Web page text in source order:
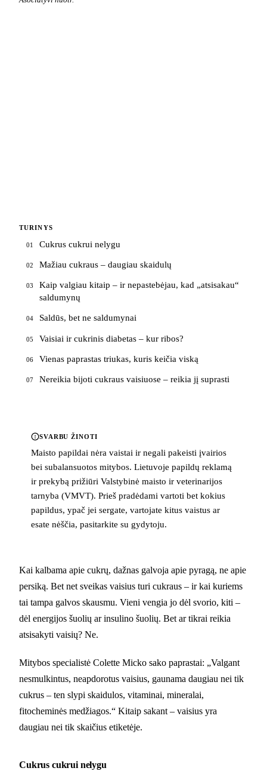
TURINYS
01 Cukrus cukrui nelygu
02 Mažiau cukraus – daugiau skaidulų
03
Kaip valgiau kitaip – ir nepastebėjau, kad „atsisakau“
saldumynų
04 Saldūs, bet ne saldumynai
05 Vaisiai ir cukrinis diabetas – kur ribos?
06 Vienas paprastas triukas, kuris keičia viską
07 Nereikia bijoti cukraus vaisiuose – reikia jį suprasti
SVARBU ŽINOTI
Maisto papildai nėra vaistai ir negali pakeisti įvairios
bei subalansuotos mitybos. Lietuvoje papildų reklamą
ir prekybą prižiūri Valstybinė maisto ir veterinarijos
tarnyba (VMVT). Prieš pradėdami vartoti bet kokius
papildus, ypač jei sergate, vartojate kitus vaistus ar
esate nėščia, pasitarkite su gydytoju.
Kai kalbama apie cukrų, dažnas galvoja apie pyragą, ne apie
persiką. Bet net sveikas vaisius turi cukraus – ir kai kuriems
tai tampa galvos skausmu. Vieni vengia jo dėl svorio, kiti –
dėl energijos šuolių ar insulino šuolių. Bet ar tikrai reikia
atsisakyti vaisių? Ne.
Mitybos specialistė Colette Micko sako paprastai: „Valgant
nesmulkintus, neapdorotus vaisius, gaunama daugiau nei tik
cukrus – ten slypi skaidulos, vitaminai, mineralai,
fitocheminės medžiagos.“ Kitaip sakant – vaisius yra
daugiau nei tik skaičius etiketėje.
Cukrus cukrui nelygu